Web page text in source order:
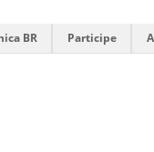
BR Participe